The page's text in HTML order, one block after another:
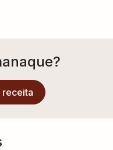
receita